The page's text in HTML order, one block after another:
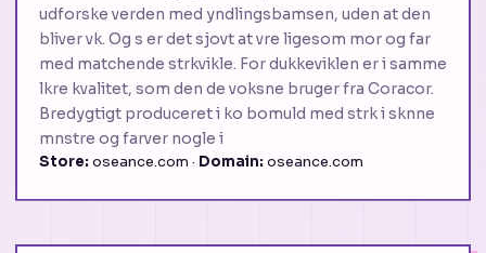
udforske verden med yndlingsbamsen, uden at den
bliver vk. Og s er det sjovt at vre ligesom mor og far
med matchende strkvikle. For dukkeviklen er i samme
lkre kvalitet, som den de voksne bruger fra Coracor.
Bredygtigt produceret i ko bomuld med strk i sknne
mnstre og farver nogle i
Store: oseance.com · Domain: oseance.com